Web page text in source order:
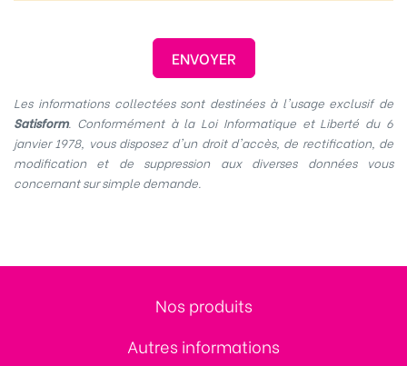
Les informations collectées sont destinées à l'usage exclusif de
Satisform. Conformément à la Loi Informatique et Liberté du 6
janvier 1978, vous disposez d'un droit d'accès, de rectification, de
modification et de suppression aux diverses données vous
concernant sur simple demande.
Nos produits
Autres informations